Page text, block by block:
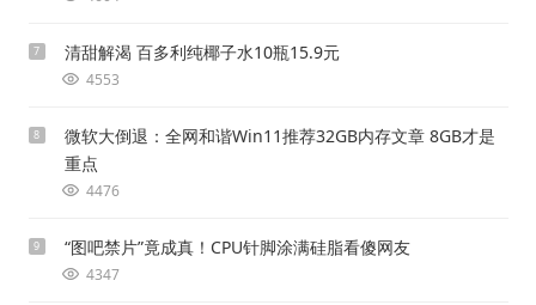
7 清甜解渴 百多利纯椰子水10瓶15.9元
4553
8
微软大倒退：全网和谐Win11推荐32GB内存文章 8GB才是
重点
4476
9 “图吧禁片”竟成真！CPU针脚涂满硅脂看傻网友
4347